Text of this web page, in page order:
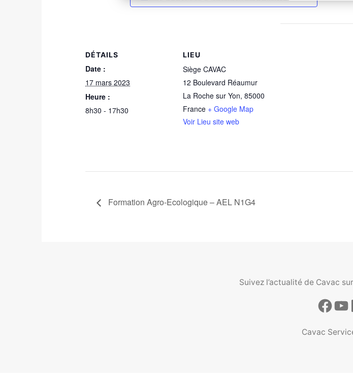
DÉTAILS
Date :
17 mars 2023
Heure :
8h30 - 17h30
LIEU
Siège CAVAC
12 Boulevard Réaumur
La Roche sur Yon, 85000
France + Google Map
Voir Lieu site web
Formation Agro-Ecologique – AEL N1G4
Suivez l’actualité de Cavac
Cavac